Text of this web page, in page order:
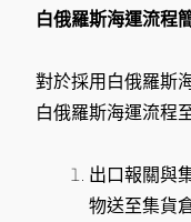
白俄羅斯海運流程
對於採用白俄羅斯
白俄羅斯海運流程
出口報關與
物送至集貨